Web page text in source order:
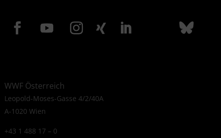
WWF Österreich
Leopold-Moses-Gasse 4/2/40A
A-1020 Wien
+43 1 488 17 – 0